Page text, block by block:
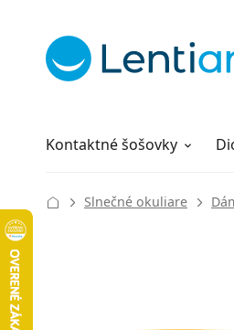
Kontaktné šošovky
Roztoky
Všetko o nákupe
Slnečné okuliare